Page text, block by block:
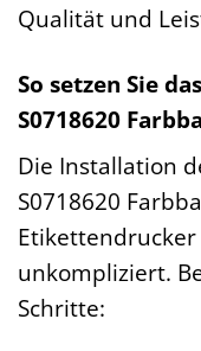
Qualität und
So setzen Sie
S0718620
Die Installation
S0718620
unkompliziert.
Schritte: